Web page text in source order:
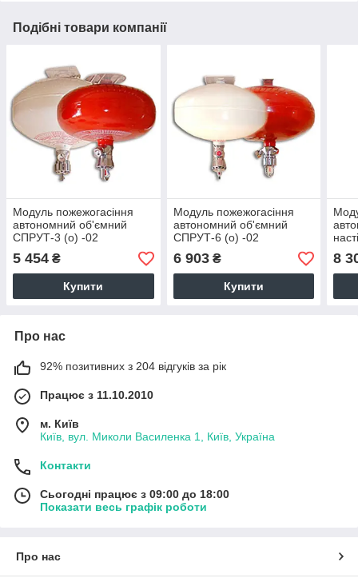
Подібні товари компанії
Модуль пожежогасіння
автономний об'ємний
СПРУТ-3 (о) -02
5 454 ₴
Купити
Модуль пожежогасіння
автономний об'ємний
СПРУТ-6 (о) -02
6 903₴
Купити
-02
8
Про нас
92% позитивних з 204 відгуків за рік
Працює з 11.10.2010
м. Київ
Київ, вул. Миколи Василенка 1, Київ, Україна
Контакти
Сьогодні працює з 09:00 до 18:00
Показати весь графік роботи
Про нас